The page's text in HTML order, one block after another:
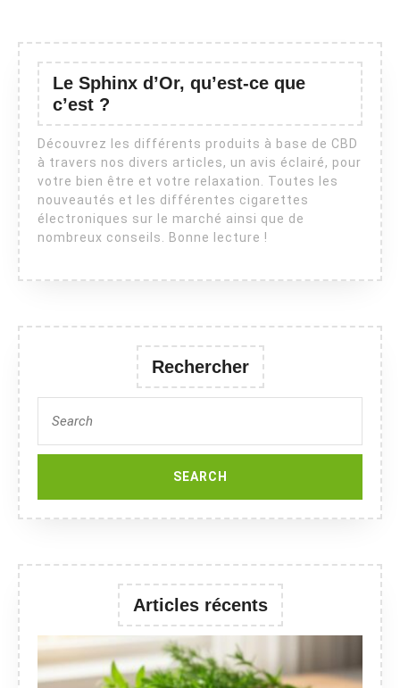
Le Sphinx d’Or, qu’est-ce que
c’est ?
Découvrez les différents produits à base de CBD
à travers nos divers articles, un avis éclairé, pour
votre bien être et votre relaxation. Toutes les
nouveautés et les différentes cigarettes
électroniques sur le marché ainsi que de
nombreux conseils. Bonne lecture !
Rechercher
for:
Articles récents